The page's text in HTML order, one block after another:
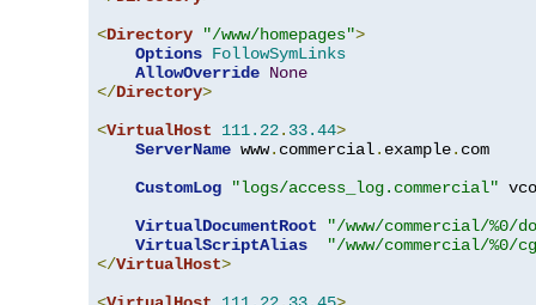
<Directory "/www/homepages">
Options FollowSymLinks
AllowOverride None
</Directory>
<VirtualHost 111.22. 33.44>
ServerName www. commercial. example. com
CustomLog
"logs/access_log.commercial"
VirtualDocumentRoot
"/www/commercial/%0/
VirtualScriptAlias
"/www/commercial/%0/
</VirtualHost>